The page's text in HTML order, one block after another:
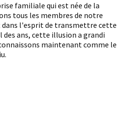
familiale qui est née de la
tous les membres de notre
dans l'esprit de transmettre cette
des ans, cette illusion a grandi
maintenant comme le